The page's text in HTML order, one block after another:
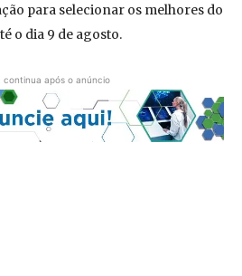
para selecionar os melhores do
o dia 9 de agosto.
continua após o anúncio